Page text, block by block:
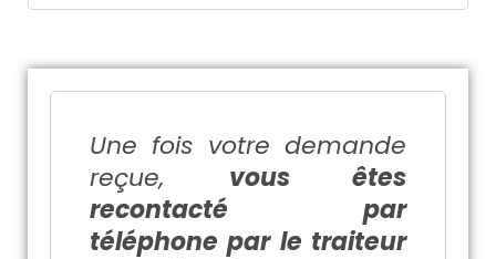
Une fois votre demande
reçue, vous êtes
recontacté par
téléphone par le traiteur